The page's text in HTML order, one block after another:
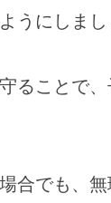
うにしまし
ることで
合でも、